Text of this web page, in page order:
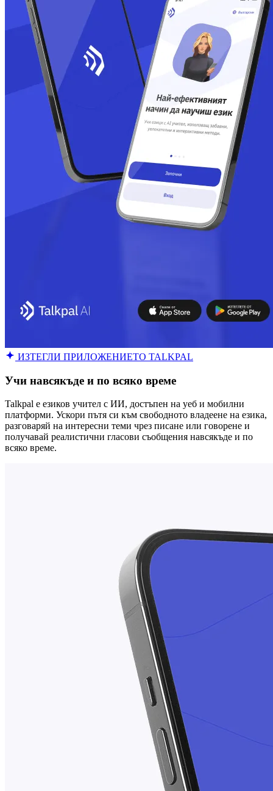
ИЗТЕГЛИ ПРИЛОЖЕНИЕТО TALKPAL
Учи навсякъде и по всяко време
Talkpal е езиков учител с ИИ, достъпен на уеб и мобилни
платформи. Ускори пътя си към свободното владеене на езика,
разговаряй на интересни теми чрез писане или говорене и
получавай реалистични гласови съобщения навсякъде и по
всяко време.